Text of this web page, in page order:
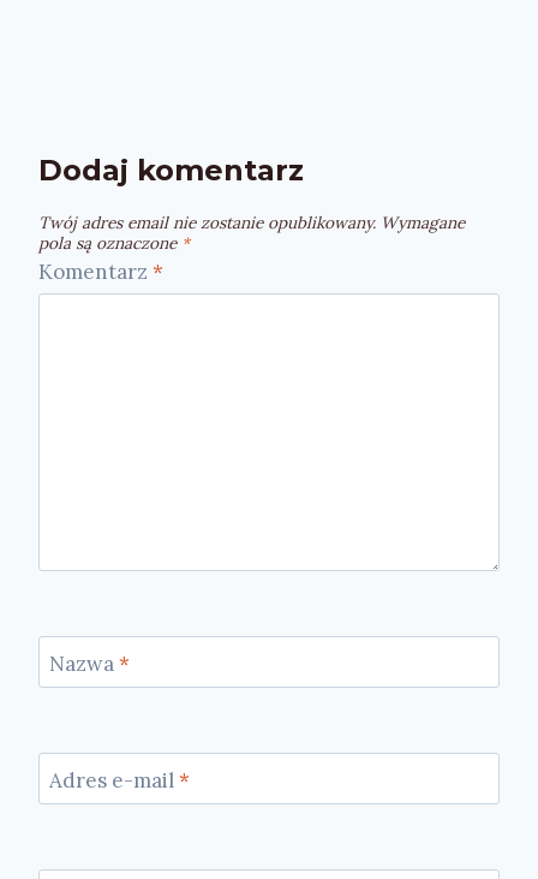
Dodaj komentarz
Twój adres email nie zostanie opublikowany. Wymagane
pola są oznaczone *
Komentarz *
Nazwa*
Adres e-mail*